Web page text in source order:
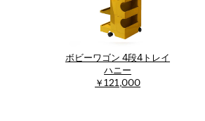
ボビーワゴン 4段4トレイ
ハニー
￥121,000